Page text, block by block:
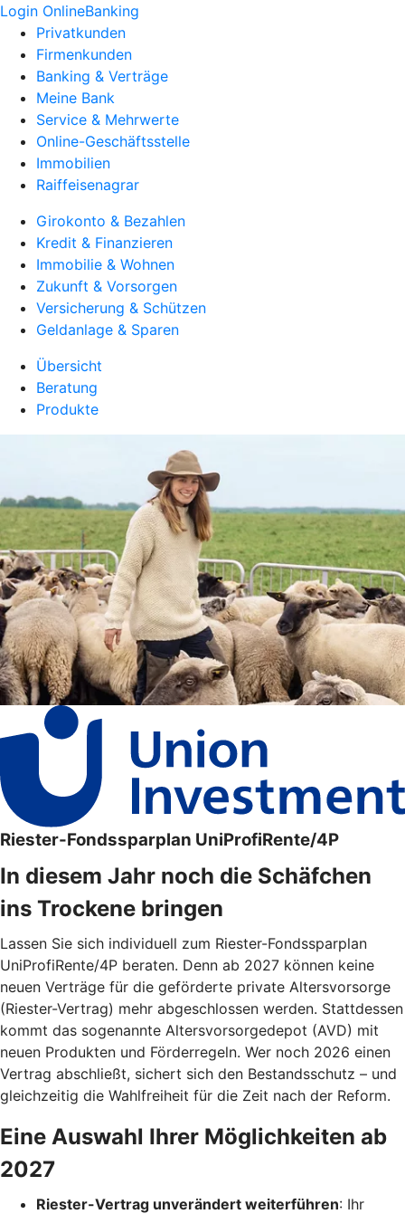
Login OnlineBanking
Privatkunden
Firmenkunden
Banking & Verträge
Meine Bank
Service & Mehrwerte
Online-Geschäftsstelle
Immobilien
Raiffeisenagrar
Girokonto & Bezahlen
Kredit & Finanzieren
Immobilie & Wohnen
Zukunft & Vorsorgen
Versicherung & Schützen
Geldanlage & Sparen
Übersicht
Beratung
Produkte
Riester-Fondssparplan UniProfiRente/4P
In diesem Jahr noch die Schäfchen
ins Trockene bringen
Lassen Sie sich individuell zum Riester-Fondssparplan
UniProfiRente/4P beraten. Denn ab 2027 können keine
neuen Verträge für die geförderte private Altersvorsorge
(Riester-Vertrag) mehr abgeschlossen werden. Stattdessen
kommt das sogenannte Altersvorsorgedepot (AVD) mit
neuen Produkten und Förderregeln. Wer noch 2026 einen
Vertrag abschließt, sichert sich den Bestandsschutz – und
gleichzeitig die Wahlfreiheit für die Zeit nach der Reform.
Eine Auswahl Ihrer Möglichkeiten ab
2027
Riester-Vertrag unverändert weiterführen: Ihr